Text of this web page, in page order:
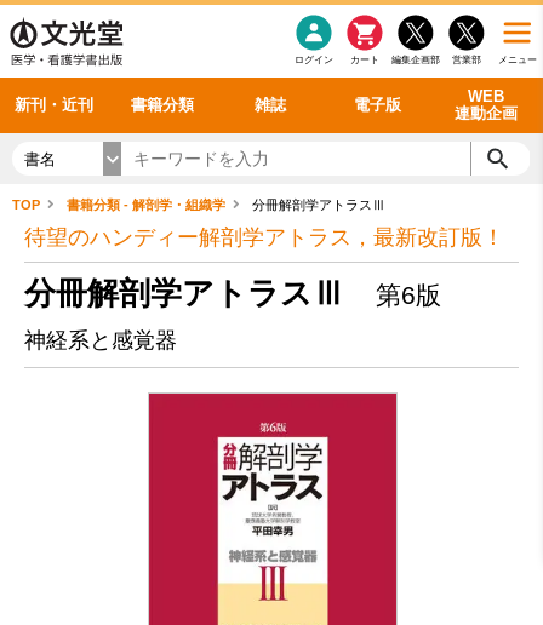
メニュー
営業部
編集企画部
カート
ログイン
新刊・近刊 書籍分類 雑誌 電子版
WEB
連動企画
感染症 老年医学
看護・介護
呼吸器
循環器
シリーズ一覧
雑誌投稿規定
理学療法
雑誌案内・年間購読 最新号 バックナンバー
電子書籍
電子雑誌
書籍「データに基づく臨床動作分析」WEB動画
書籍「眼手術学」WEB動画
書籍「神経症候学 II 改訂第二版」 WEB動画
新刊一覧
今後の発行予定
書名
TOP 書籍分類 - 解剖学・組織学 分冊解剖学アトラスⅢ
待望のハンディー解剖学アトラス，最新改訂版！
分冊解剖学アトラスⅢ 第6版
神経系と感覚器